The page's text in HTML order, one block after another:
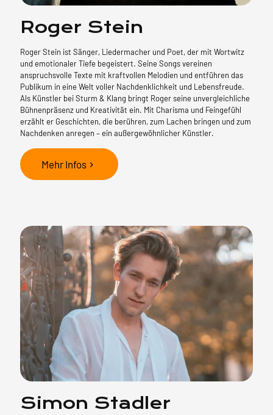
Roger Stein
Roger Stein ist Sänger, Liedermacher und Poet, der mit Wortwitz
und emotionaler Tiefe begeistert. Seine Songs vereinen
anspruchsvolle Texte mit kraftvollen Melodien und entführen das
Publikum in eine Welt voller Nachdenklichkeit und Lebensfreude.
Als Künstler bei Sturm & Klang bringt Roger seine unvergleichliche
Bühnenpräsenz und Kreativität ein. Mit Charisma und Feingefühl
erzählt er Geschichten, die berühren, zum Lachen bringen und zum
Nachdenken anregen – ein außergewöhnlicher Künstler.
Mehr Infos
Simon Stadler